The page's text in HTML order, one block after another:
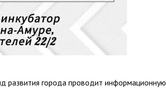
города проводит информационную